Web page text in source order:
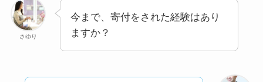
さゆり
今まで、寄付をされた経験はあり
ますか？